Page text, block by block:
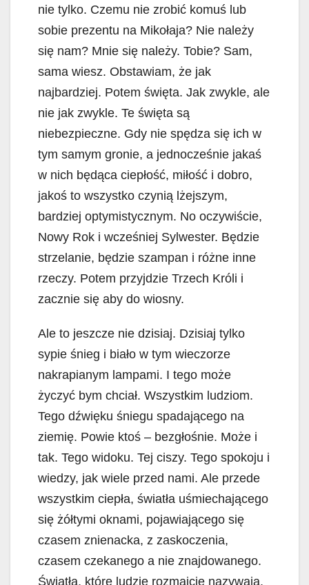
nie tylko. Czemu nie zrobić komuś lub
sobie prezentu na Mikołaja? Nie należy
się nam? Mnie się należy. Tobie? Sam,
sama wiesz. Obstawiam, że jak
najbardziej. Potem święta. Jak zwykle, ale
nie jak zwykle. Te święta są
niebezpieczne. Gdy nie spędza się ich w
tym samym gronie, a jednocześnie jakaś
w nich będąca ciepłość, miłość i dobro,
jakoś to wszystko czynią lżejszym,
bardziej optymistycznym. No oczywiście,
Nowy Rok i wcześniej Sylwester. Będzie
strzelanie, będzie szampan i różne inne
rzeczy. Potem przyjdzie Trzech Króli i
zacznie się aby do wiosny.
Ale to jeszcze nie dzisiaj. Dzisiaj tylko
sypie śnieg i biało w tym wieczorze
nakrapianym lampami. I tego może
życzyć bym chciał. Wszystkim ludziom.
Tego dźwięku śniegu spadającego na
ziemię. Powie ktoś – bezgłośnie. Może i
tak. Tego widoku. Tej ciszy. Tego spokoju i
wiedzy, jak wiele przed nami. Ale przede
wszystkim ciepła, światła uśmiechającego
się żółtymi oknami, pojawiającego się
czasem znienacka, z zaskoczenia,
czasem czekanego a nie znajdowanego.
Światła, które ludzie rozmaicie nazywają.